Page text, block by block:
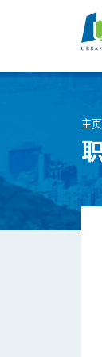
内
主页